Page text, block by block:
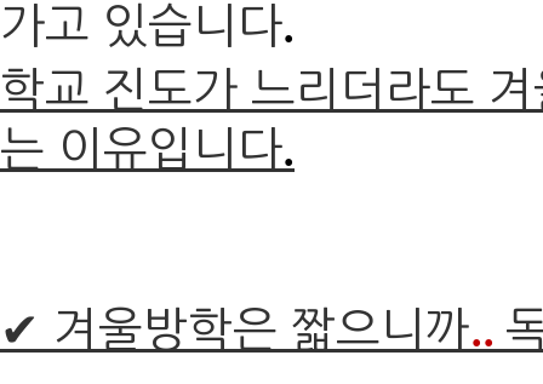
가고 있습니다.
학교 진도가 느리더라도
는 이유입니다.
✔ 겨울방학은 짧으니까..